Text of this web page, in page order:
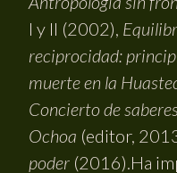
I y II (2002),
reciprocidad:
muerte en la
Concierto de
Ochoa (editor,
poder (2016).Ha